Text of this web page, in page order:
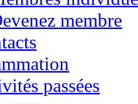
membre
passées